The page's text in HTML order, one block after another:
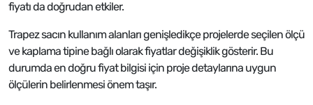
fiyatı da doğrudan etkiler.
Trapez sacın kullanım alanları genişledikçe projelerde seçilen ölçü
ve kaplama tipine bağlı olarak fiyatlar değişiklik gösterir. Bu
durumda en doğru fiyat bilgisi için proje detaylarına uygun
ölçülerin belirlenmesi önem taşır.